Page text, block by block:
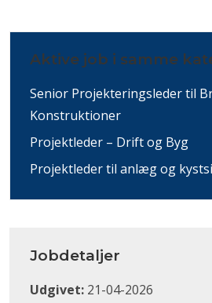
Aktive job i samme
Senior Projekteringsleder til
Konstruktioner
Projektleder – Drift og Byg
Projektleder til anlæg og
Jobdetaljer
Udgivet: 21-04-2026